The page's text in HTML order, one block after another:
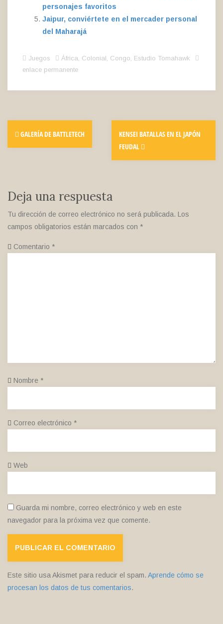
personajes favoritos
Jaipur, conviértete en el mercader personal
del Maharajá
Juegos África, Colonial, Congo, Estudio Tomahawk
enlace permanente
GALERÍA DE BATTLETECH
KENSEI BATALLAS EN EL JAPÓN
FEUDAL
Deja una respuesta
Tu dirección de correo electrónico no será publicada. Los
campos obligatorios están marcados con *
Comentario *
Nombre *
Correo electrónico *
Web
Guarda mi nombre, correo electrónico y web en este
navegador para la próxima vez que comente.
Este sitio usa Akismet para reducir el spam. Aprende cómo se
procesan los datos de tus comentarios.